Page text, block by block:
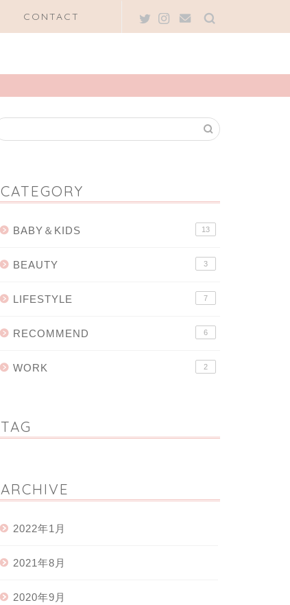
CONTACT
CATEGORY
BABY＆KIDS 13
BEAUTY 3
LIFESTYLE 7
RECOMMEND 6
WORK 2
TAG
ARCHIVE
2022年1月
2021年8月
2020年9月